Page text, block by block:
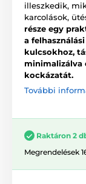
illeszkedik,
karcolások,
része egy
a
kulcsokhoz,
minimalizálva
kockázatát.
További
Raktáron 2
Megrendelések